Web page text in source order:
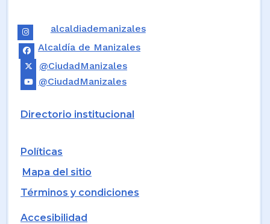
alcaldiademanizales
Alcaldía de Manizales
@CiudadManizales
@CiudadManizales
Directorio institucional
Políticas
Mapa del sitio
Términos y condiciones
Accesibilidad